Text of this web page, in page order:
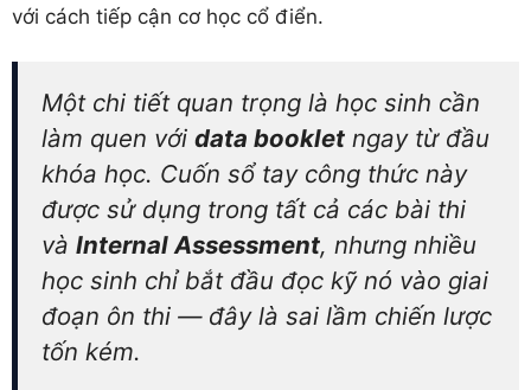
với cách tiếp cận cơ học cổ điển.
Một chi tiết quan trọng là học sinh cần
làm quen với data booklet ngay từ đầu
khóa học. Cuốn sổ tay công thức này
được sử dụng trong tất cả các bài thi
và Internal Assessment, nhưng nhiều
học sinh chỉ bắt đầu đọc kỹ nó vào giai
đoạn ôn thi — đây là sai lầm chiến lược
tốn kém.